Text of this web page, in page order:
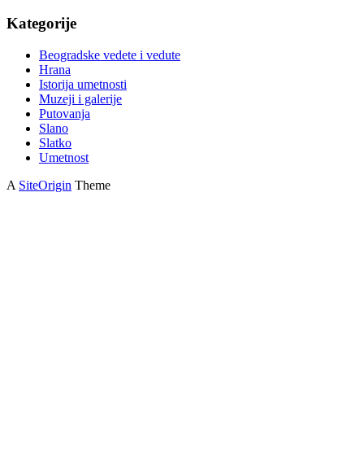
Kategorije
Beogradske vedete i vedute
Hrana
Istorija umetnosti
Muzeji i galerije
Putovanja
Slano
Slatko
Umetnost
A SiteOrigin Theme